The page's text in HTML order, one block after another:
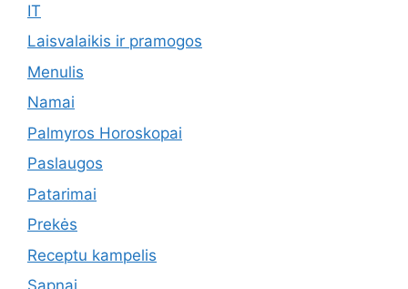
IT
Laisvalaikis ir pramogos
Menulis
Namai
Palmyros Horoskopai
Paslaugos
Patarimai
Prekės
Receptu kampelis